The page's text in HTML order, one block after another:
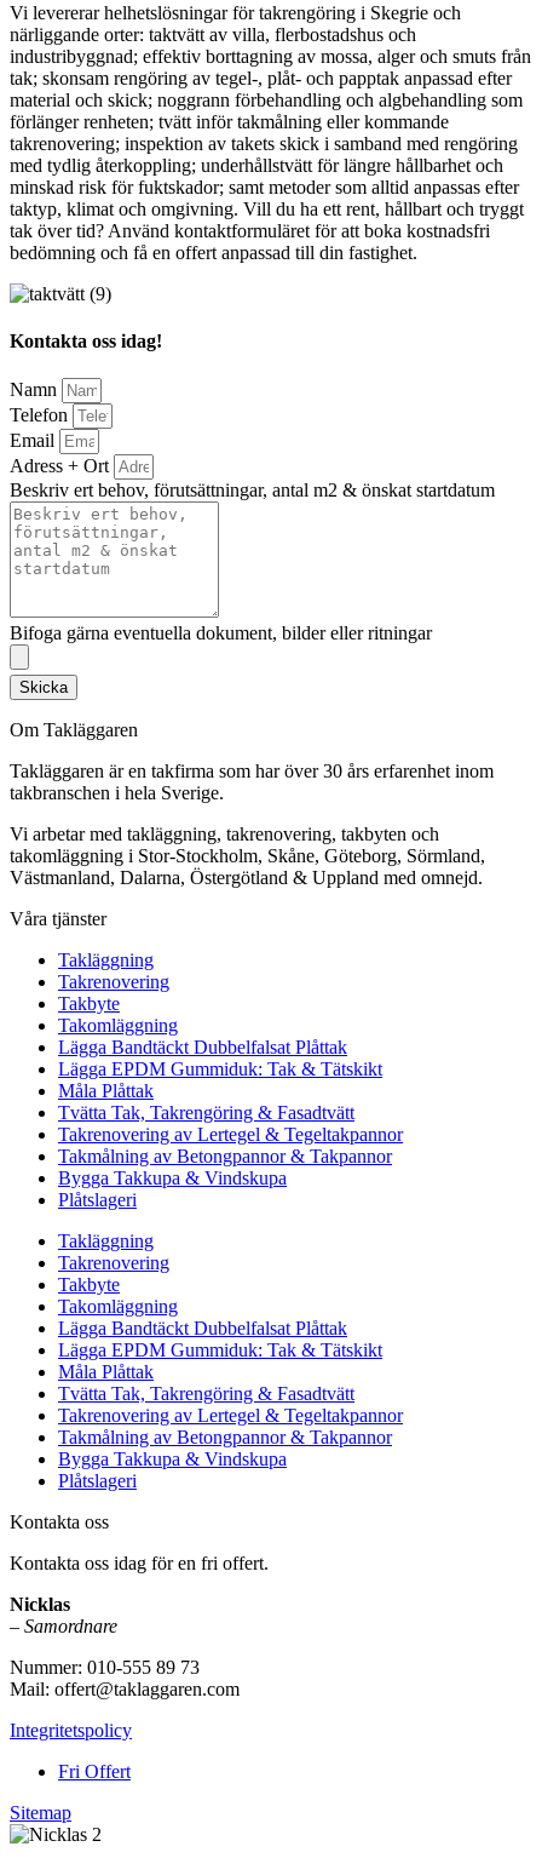
Vi levererar helhetslösningar för takrengöring i Skegrie och
närliggande orter: taktvätt av villa, flerbostadshus och
industribyggnad; effektiv borttagning av mossa, alger och smuts från
tak; skonsam rengöring av tegel-, plåt- och papptak anpassad efter
material och skick; noggrann förbehandling och algbehandling som
förlänger renheten; tvätt inför takmålning eller kommande
takrenovering; inspektion av takets skick i samband med rengöring
med tydlig återkoppling; underhållstvätt för längre hållbarhet och
minskad risk för fuktskador; samt metoder som alltid anpassas efter
taktyp, klimat och omgivning. Vill du ha ett rent, hållbart och tryggt
tak över tid? Använd kontaktformuläret för att boka kostnadsfri
bedömning och få en offert anpassad till din fastighet.
Kontakta oss idag!
Namn
Telefon
Email
Adress + Ort
Beskriv ert behov, förutsättningar, antal m2 & önskat startdatum
Bifoga gärna eventuella dokument, bilder eller ritningar
Skicka
Om Takläggaren
Takläggaren är en takfirma som har över 30 års erfarenhet inom
takbranschen i hela Sverige.
Vi arbetar med takläggning, takrenovering, takbyten och
takomläggning i Stor-Stockholm, Skåne, Göteborg, Sörmland,
Västmanland, Dalarna, Östergötland & Uppland med omnejd.
Våra tjänster
Takläggning
Takrenovering
Takbyte
Takomläggning
Lägga Bandtäckt Dubbelfalsat Plåttak
Lägga EPDM Gummiduk: Tak & Tätskikt
Måla Plåttak
Tvätta Tak, Takrengöring & Fasadtvätt
Takrenovering av Lertegel & Tegeltakpannor
Takmålning av Betongpannor & Takpannor
Bygga Takkupa & Vindskupa
Plåtslageri
Takläggning
Takrenovering
Takbyte
Takomläggning
Lägga Bandtäckt Dubbelfalsat Plåttak
Lägga EPDM Gummiduk: Tak & Tätskikt
Måla Plåttak
Tvätta Tak, Takrengöring & Fasadtvätt
Takrenovering av Lertegel & Tegeltakpannor
Takmålning av Betongpannor & Takpannor
Bygga Takkupa & Vindskupa
Plåtslageri
Kontakta oss
Kontakta oss idag för en fri offert.
Nicklas
– Samordnare
Nummer: 010-555 89 73
Mail: offert@taklaggaren.com
Integritetspolicy
Fri Offert
Sitemap